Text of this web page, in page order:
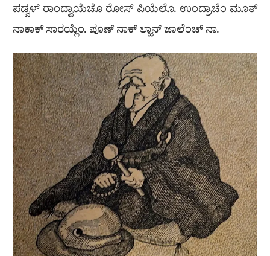
ಪಡ್ವಳ್ ರಾಂದ್ವಾಯೆಚೊ ರೋಸ್ ಪಿಯೆಲೊ. ಉಂದ್ರಾಚೆಂ ಮೂತ್
ನಾಕಾಕ್ ಸಾರಯ್ಲೆಂ. ಪೂಣ್ ನಾಕ್ ಲ್ಹಾನ್ ಜಾಲೆಂಚ್ ನಾ.